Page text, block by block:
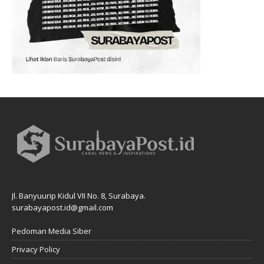
Jl. Banyuurip Kidul VII No. 8, Surabaya.
surabayapost.id@gmail.com
Pedoman Media Siber
Privacy Policy